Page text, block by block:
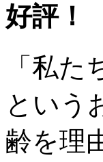
好評！
「私
という
齢を理